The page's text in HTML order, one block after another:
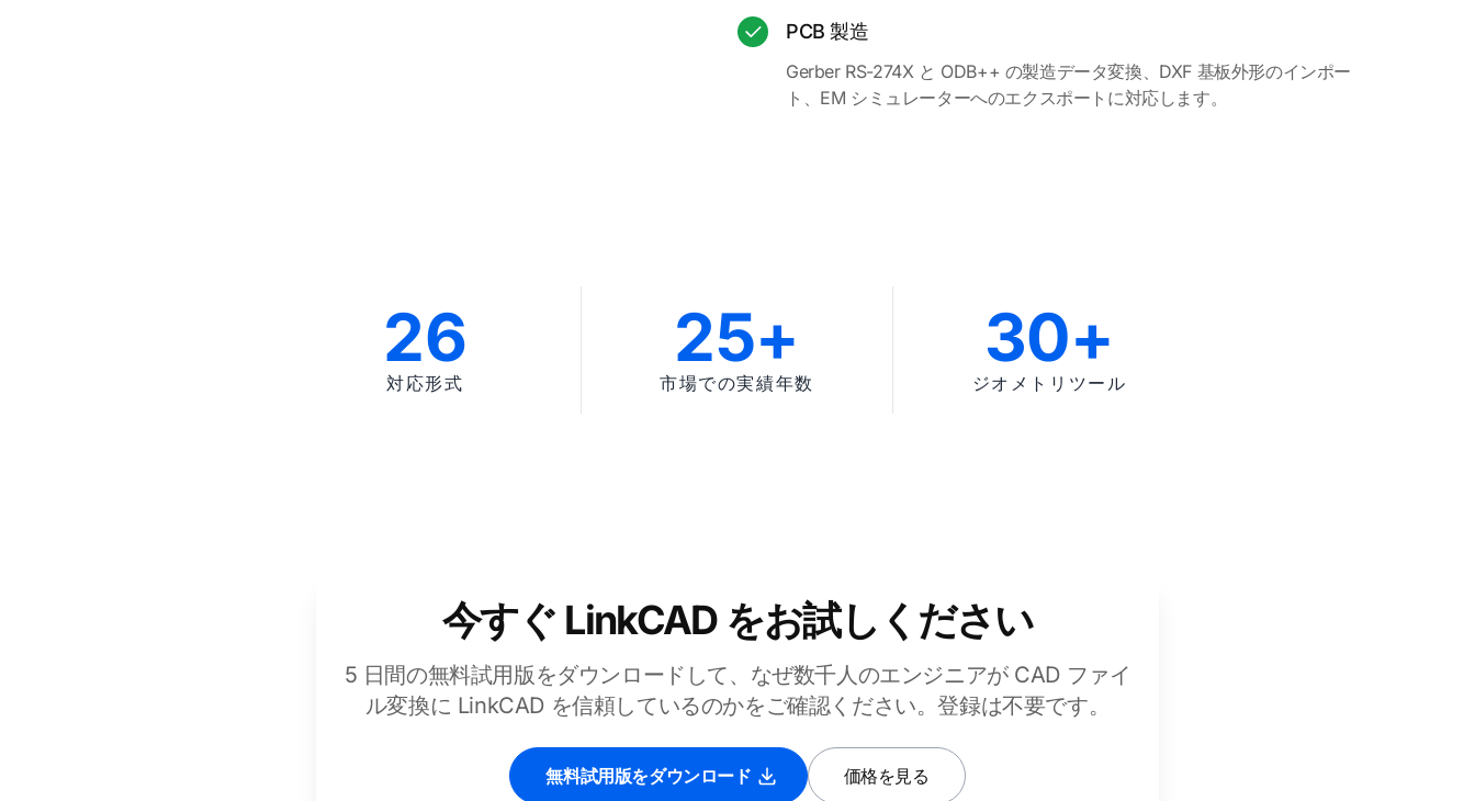
PCB 製造
Gerber RS-274X と ODB++ の製造データ変換、DXF 基板外形のインポー
ト、EM シミュレーターへのエクスポートに対応します。
26
対応形式
25+
市場での実績年数
30+
ジオメトリツール
今すぐ LinkCAD をお試しください
5 日間の無料試用版をダウンロードして、なぜ数千人のエンジニアが CAD ファイ
ル変換に LinkCAD を信頼しているのかをご確認ください。登録は不要です。
無料試用版をダウンロード 価格を見る